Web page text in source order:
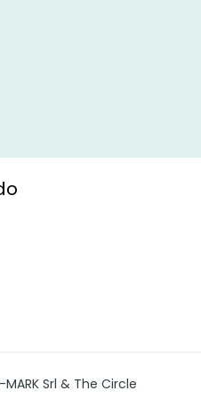
Srl & The Circle